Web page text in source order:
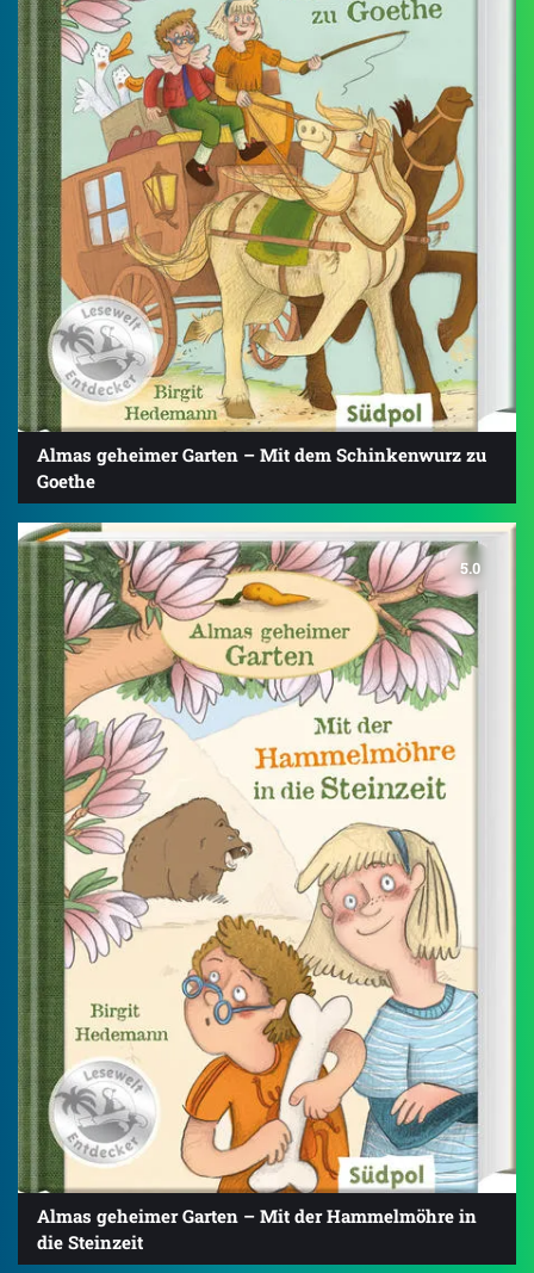
Almas geheimer Garten – Mit dem Schinkenwurz zu
Goethe
5.0
Almas geheimer Garten – Mit der Hammelmöhre in
die Steinzeit